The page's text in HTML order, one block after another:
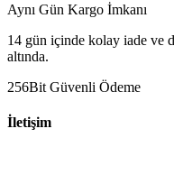
Aynı Gün Kargo İmkanı
14 gün içinde kolay iade ve
altında.
256Bit Güvenli Ödeme
İletişim